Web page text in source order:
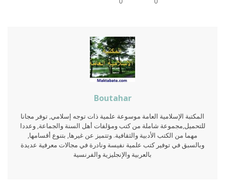
Boutahar
المكتبة الإسلامية العامة موسوعة علمية ذات توجه إسلامي, توفر مجانا
للتحميل,مجموعة شاملة من كتب ومؤلفات أهل السنة والجماعة, وعددا
مهما من الكتب الأدبية والثقافية. وتتميز عن غيرها, بتنوع أقسامها,
وبالسبق في توفير كتب علمية نفيسة ونادرة في مجالات معرفية عديدة
بالعربية والإنجليزية والفرنسية